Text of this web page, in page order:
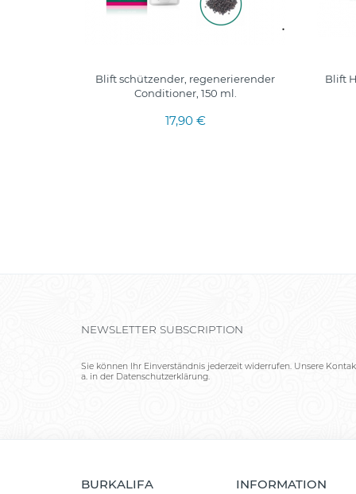
Blift schützender, regenerierender
Conditioner, 150 ml.
17,90 €
Blift
NEWSLETTER SUBSCRIPTION
Sie können Ihr Einverständnis jederzeit widerrufen. Unsere
a. in der Datenschutzerklärung.
BURKALIFA INFORMATION